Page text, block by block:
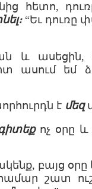
հետո,
“Եւ դուռը
և
եմ
է մեզ
ոչ օրը և
բայց օրը
շատ ուշ